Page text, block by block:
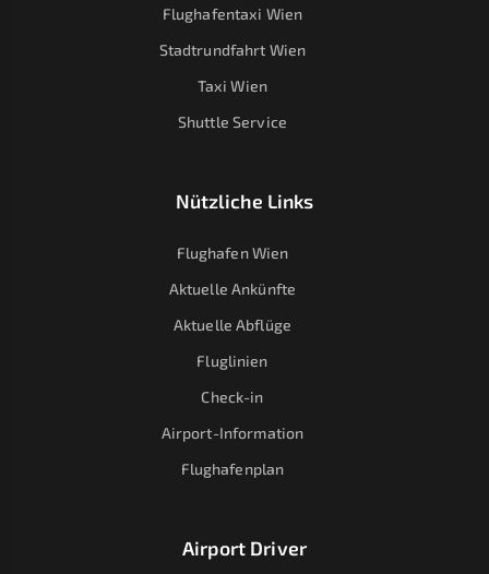
Flughafentaxi Wien
Stadtrundfahrt Wien
Taxi Wien
Shuttle Service
Nützliche Links
Flughafen Wien
Aktuelle Ankünfte
Aktuelle Abflüge
Fluglinien
Check-in
Airport-Information
Flughafenplan
Airport Driver